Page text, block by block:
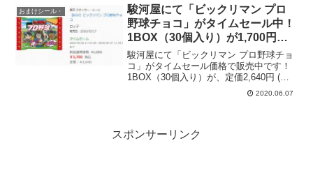
ー10社が登場し、とっておきの裏話を紹
介するとのこと。...
おまけシール・
駿河屋にて「ビックリマン プロ
野球チョコ」がタイムセール中！
1BOX（30個入り）が1,700円。
35%OFF！〜本日6月7日（日）
23:59まで
駿河屋にて「ビックリマン プロ野球チョ
コ」がタイムセール価格で販売中です！
1BOX（30個入り）が、定価2,640円 (税
込)→1,700円（税込）。35%OFF！一個
あたり約57円（税込）。しかも駿河屋は
2020.06.07
スポンサーリンク